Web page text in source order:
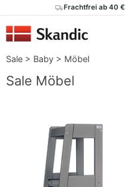
Frachtfrei ab 40 €
Sale > Baby > Möbel
Sale Möbel